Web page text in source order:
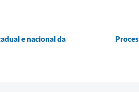
e nacional da